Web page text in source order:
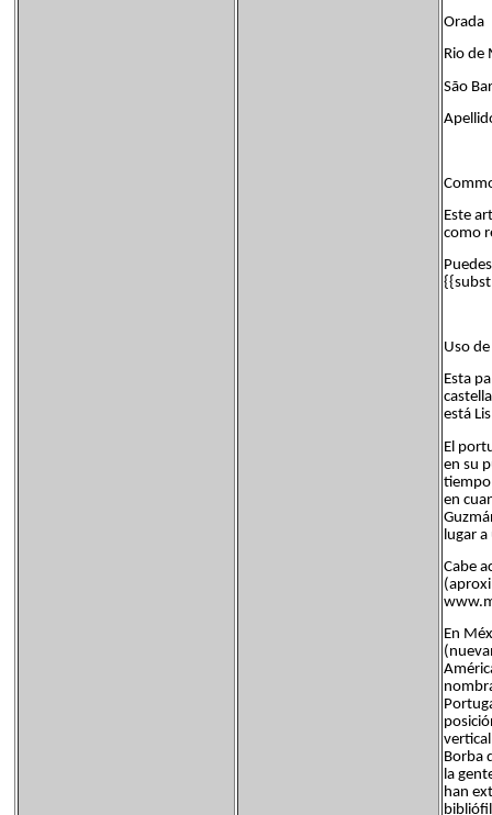
Orada
Rio de
São
Este
como
Uso
Esta
está
El
en su
tiempo
en
lugar
Cabe
En
Borba
la
han